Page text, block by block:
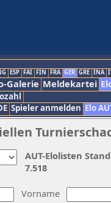
ESP FAI FIN FRA GER GRE INA
Galerie Meldekartei
Spieler anmelden Elo
Vorname
AUT-Elolisten
7.518